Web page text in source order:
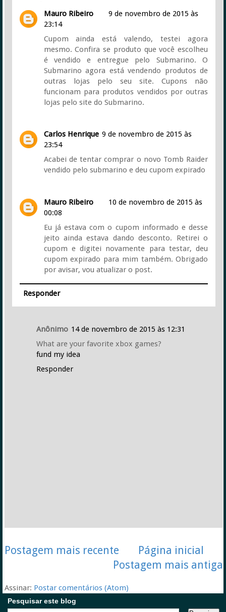
Mauro Ribeiro
9 de novembro de 2015 às
23:14
Cupom ainda está valendo, testei agora
mesmo. Confira se produto que você escolheu
é vendido e entregue pelo Submarino. O
Submarino agora está vendendo produtos de
outras lojas pelo seu site. Cupons não
funcionam para produtos vendidos por outras
lojas pelo site do Submarino.
Carlos Henrique 9 de novembro de 2015 às
23:54
Acabei de tentar comprar o novo Tomb Raider
vendido pelo submarino e deu cupom expirado
Mauro Ribeiro
10 de novembro de 2015 às
00:08
Eu já estava com o cupom informado e desse
jeito ainda estava dando desconto. Retirei o
cupom e digitei novamente para testar, deu
cupom expirado para mim também. Obrigado
por avisar, vou atualizar o post.
Responder
Anônimo 14 de novembro de 2015 às 12:31
What are your favorite xbox games?
fund my idea
Responder
Postagem mais recente
Postagem mais antiga
Página inicial
Assinar: Postar comentários (Atom)
Pesquisar este blog